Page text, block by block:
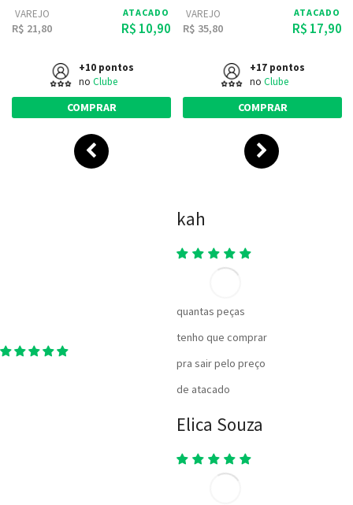
VAREJO
R$ 21,80
ATACADO
R$ 10,90
+10 pontos
no Clube
COMPRAR
VAREJO
R$ 35,80
ATACADO
R$ 17,90
+17 pontos
no Clube
COMPRAR
kah
quantas peças
tenho que comprar
pra sair pelo preço
de atacado
Elica Souza